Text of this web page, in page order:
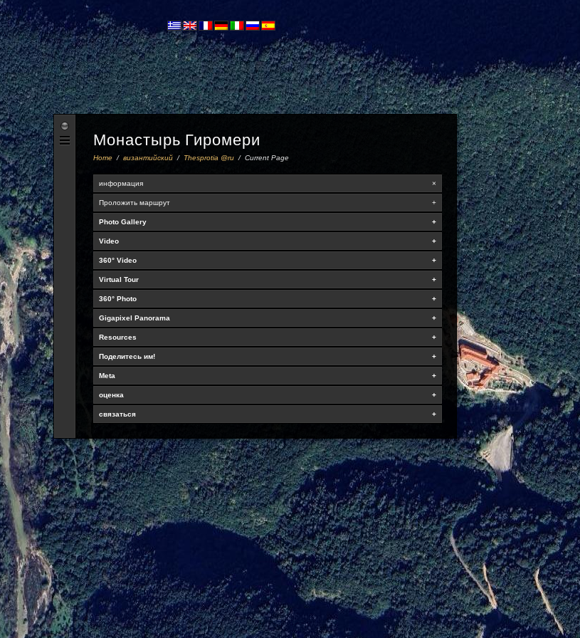
Монастырь Гиромери
Home / византийский / Thesprotia @ru / Current Page
×
информация
+
Проложить маршрут
+
Photo Gallery
+
Video
+
360° Video
+
Virtual Tour
+
360° Photo
+
Gigapixel Panorama
+
Resources
+
Поделитесь им!
+
Meta
+
оценка
+
связаться